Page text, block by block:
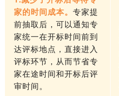
家的时间成本。 专家提
前抽取后，可以通知专
家统一在开标时间前到
达评标地点，直接进入
评标环节，从而节省专
家在途时间和开标后评
审时间。